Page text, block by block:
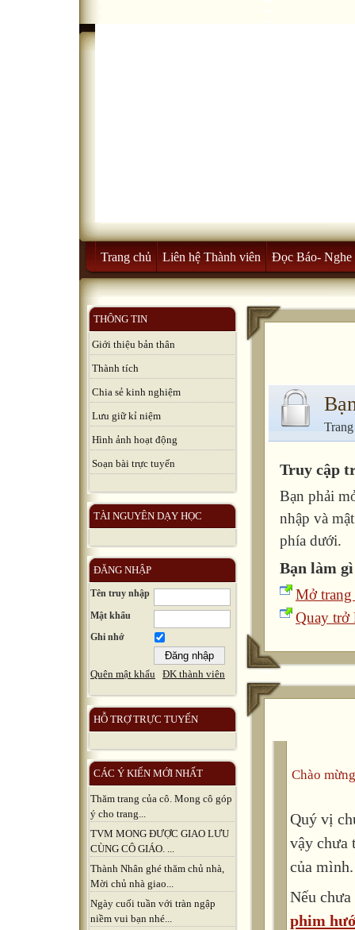
Trang chủ Liên hệ Thành viên Đọc Báo- Nghe
THÔNG TIN
Giới thiệu bản thân
Thành tích
Chia sẻ kinh nghiệm
Lưu giữ kỉ niệm
Hình ảnh hoạt động
Soạn bài trực tuyến
TÀI NGUYÊN DẠY HỌC
ĐĂNG NHẬP
Tên truy nhập
Mật khẩu
Ghi nhớ
Quên mật khẩu ĐK thành viên
HỖ TRỢ TRỰC TUYẾN
CÁC Ý KIẾN MỚI NHẤT
Thăm trang của cô. Mong cô góp
ý cho trang...
TVM MONG ĐƯỢC GIAO LƯU
CÙNG CÔ GIÁO. ...
Thành Nhân ghé thăm chủ nhà,
Mời chủ nhà giao...
Ngày cuối tuần với tràn ngập
niềm vui bạn nhé...
Truy cập
Bạn phải
nhập và
phía dưới.
Bạn làm
Mở trang
Quay trở
Chào
Quý vị
vậy chưa
của mình.
Nếu
phim